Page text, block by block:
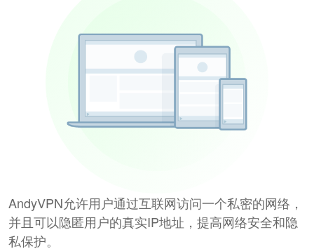
AndyVPN允许用户通过互联网访问一个私密的网络，
并且可以隐匿用户的真实IP地址，提高网络安全和隐
私保护。